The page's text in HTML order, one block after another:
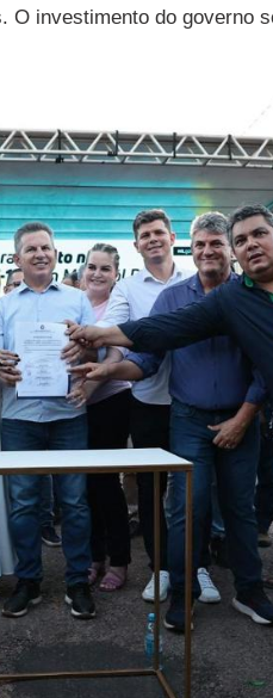
investimento do governo